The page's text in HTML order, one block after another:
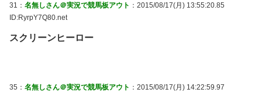
31： 名無しさん＠実況で競馬板アウト ：2015/08/17(月) 13:55:20.85
ID:RyrpY7Q80.net
スクリーンヒーロー
35： 名無しさん＠実況で競馬板アウト ：2015/08/17(月) 14:22:59.97